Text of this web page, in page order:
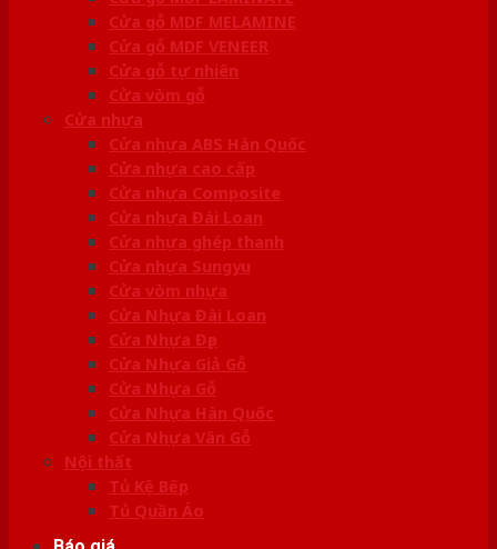
Cửa gỗ MDF MELAMINE
Cửa gỗ MDF VENEER
Cửa gỗ tự nhiên
Cửa vòm gỗ
Cửa nhựa
Cửa nhựa ABS Hàn Quốc
Cửa nhựa cao cấp
Cửa nhựa Composite
Cửa nhựa Đài Loan
Cửa nhựa ghép thanh
Cửa nhựa Sungyu
Cửa vòm nhựa
Cửa Nhựa Đài Loan
Cửa Nhựa Đẹp
Cửa Nhựa Giả Gỗ
Cửa Nhựa Gỗ
Cửa Nhựa Hàn Quốc
Cửa Nhựa Vân Gỗ
Nội thất
Tủ Kệ Bếp
Tủ Quần Áo